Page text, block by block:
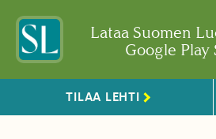
Lataa Suomen
Google Play
TILAA LEHTI